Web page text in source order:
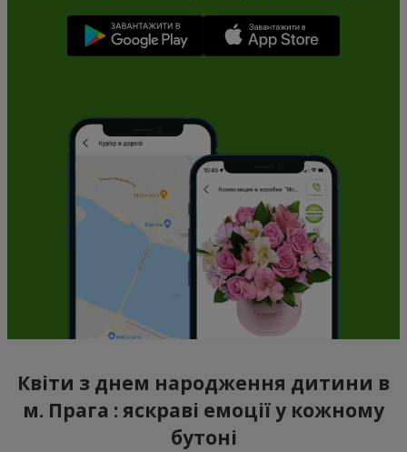
Квіти з днем народження дитини в
м. Прага : яскраві емоції у кожному
бутоні